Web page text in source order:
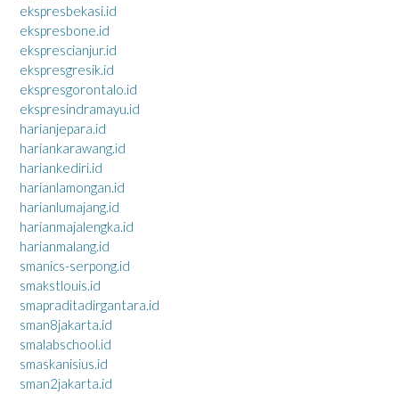
ekspresbekasi.id
ekspresbone.id
eksprescianjur.id
ekspresgresik.id
ekspresgorontalo.id
ekspresindramayu.id
harianjepara.id
hariankarawang.id
hariankediri.id
harianlamongan.id
harianlumajang.id
harianmajalengka.id
harianmalang.id
smanics-serpong.id
smakstlouis.id
smapraditadirgantara.id
sman8jakarta.id
smalabschool.id
smaskanisius.id
sman2jakarta.id